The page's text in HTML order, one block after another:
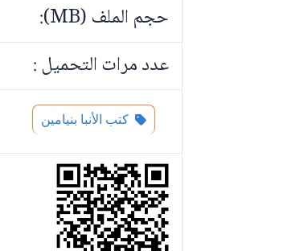
حجم الملف (MB):
عدد مرات التحميل :
كتب الأنبا بنيامين